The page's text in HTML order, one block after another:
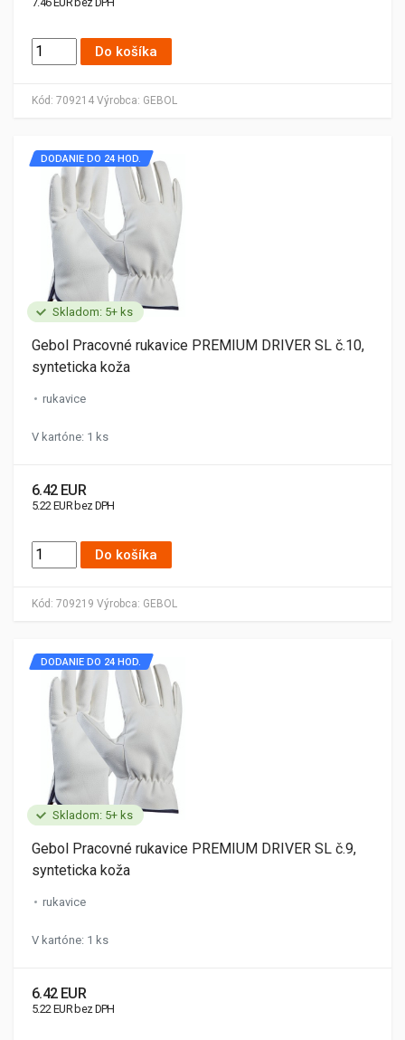
Kód: 709214 Výrobca: GEBOL
Do košíka
Skladom: 5+ ks
Kód: 709219 Výrobca: GEBOL
DODANIE DO 24 HOD.
Gebol Pracovné rukavice PREMIUM DRIVER SL č.10,
synteticka koža
rukavice
V kartóne: 1 ks
6.42 EUR
5.22 EUR bez DPH
Do košíka
Skladom: 5+ ks
DODANIE DO 24 HOD.
Gebol Pracovné rukavice PREMIUM DRIVER SL č.9,
synteticka koža
rukavice
V kartóne: 1 ks
6.42 EUR
5.22 EUR bez DPH